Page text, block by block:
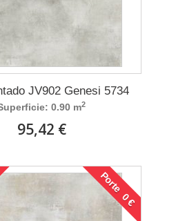
JV902 Genesi 5734
0.90 m2
95,42 €
Porte 0 €